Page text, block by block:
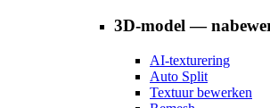
3D-model —
AI-texturering
Auto Split
Textuur bewerken